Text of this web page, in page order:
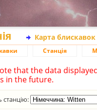
Карта
Станція
that the data
in the future.
станцію: